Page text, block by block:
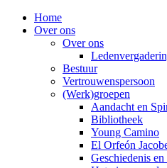
Home
Over ons
Over ons
Bestuur
Vertrouwenspersoon
(Werk)groepen
Aandacht en
Bibliotheek
Young Camino
El Orfeón
Geschiedenis